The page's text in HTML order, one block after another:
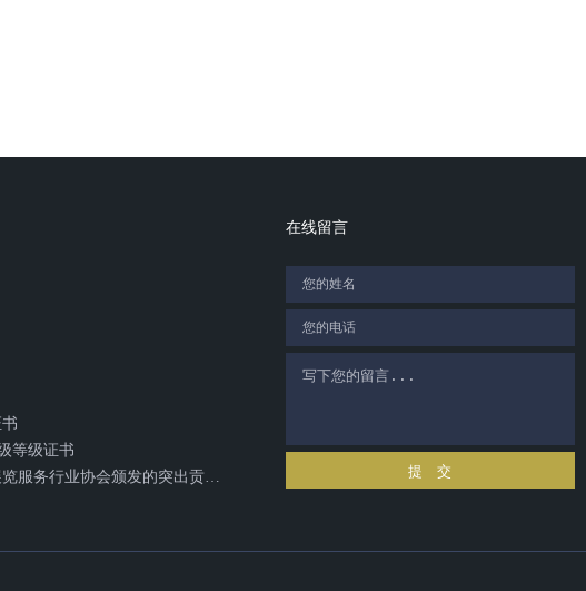
在线留言
提 交
等级证书
成都市会议及展览服务行业协会颁发的突出贡献奖